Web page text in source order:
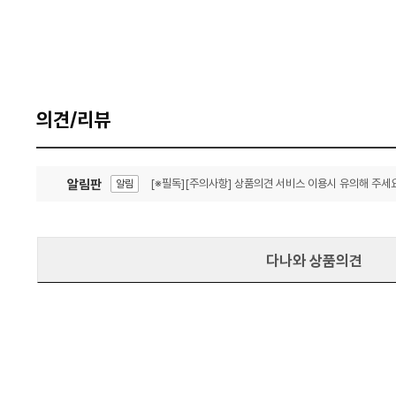
의견/리뷰
알림판 알림 [※필독][주의사항] 상품의견 서비스 이용시 유의해 주세
다나와 상품의견